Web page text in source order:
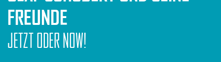
FREUNDE
JETZT ODER NOW!